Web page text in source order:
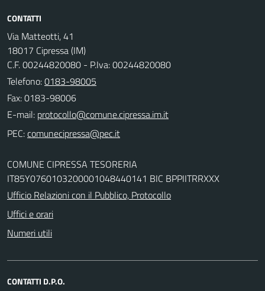
CONTATTI
Via Matteotti, 41
18017 Cipressa (IM)
C.F. 00244820080 - P.Iva: 00244820080
Telefono:0183-98005
Fax: 0183-98006
E-mail:
PEC:
COMUNE CIPRESSA TESORERIA
IT85Y0760103200001048440141 BIC BPPIITRRXXX
Ufficio Relazioni con il Pubblico, Protocollo
Uffici e orari
Numeri utili
CONTATTI D.P.O.